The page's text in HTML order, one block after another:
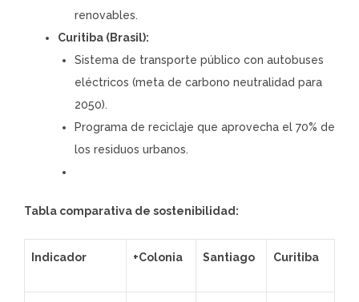
renovables.
Curitiba (Brasil):
Sistema de transporte público con autobuses
eléctricos (meta de carbono neutralidad para
2050).
Programa de reciclaje que aprovecha el 70% de
los residuos urbanos.
Tabla comparativa de sostenibilidad:
Indicador +Colonia Santiago Curitiba